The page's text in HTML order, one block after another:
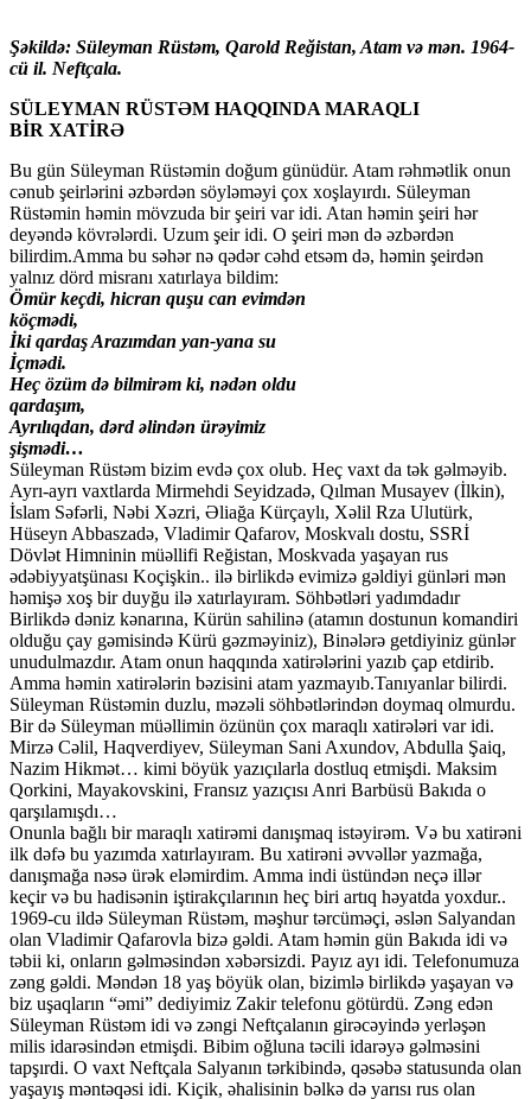
Şəkildə: Süleyman Rüstəm, Qarold Reğistan, Atam və mən. 1964-
cü il. Neftçala.
SÜLEYMAN RÜSTƏM HAQQINDA MARAQLI
BİR XATİRƏ
Bu gün Süleyman Rüstəmin doğum günüdür. Atam rəhmətlik onun
cənub şeirlərini əzbərdən söyləməyi çox xoşlayırdı. Süleyman
Rüstəmin həmin mövzuda bir şeiri var idi. Atan həmin şeiri hər
deyəndə kövrələrdi. Uzum şeir idi. O şeiri mən də əzbərdən
bilirdim.Amma bu səhər nə qədər cəhd etsəm də, həmin şeirdən
yalnız dörd misranı xatırlaya bildim:
Ömür keçdi, hicran quşu can evimdən
köçmədi,
İki qardaş Arazımdan yan-yana su
İçmədi.
Heç özüm də bilmirəm ki, nədən oldu
qardaşım,
Ayrılıqdan, dərd əlindən ürəyimiz
şişmədi…
Süleyman Rüstəm bizim evdə çox olub. Heç vaxt da tək gəlməyib.
Ayrı-ayrı vaxtlarda Mirmehdi Seyidzadə, Qılman Musayev (İlkin),
İslam Səfərli, Nəbi Xəzri, Əliağa Kürçaylı, Xəlil Rza Ulutürk,
Hüseyn Abbaszadə, Vladimir Qafarov, Moskvalı dostu, SSRİ
Dövlət Himninin müəllifi Reğistan, Moskvada yaşayan rus
ədəbiyyatşünası Koçişkin.. ilə birlikdə evimizə gəldiyi günləri mən
həmişə xoş bir duyğu ilə xatırlayıram. Söhbətləri yadımdadır
Birlikdə dəniz kənarına, Kürün sahilinə (atamın dostunun komandiri
olduğu çay gəmisində Kürü gəzməyiniz), Binələrə getdiyiniz günlər
unudulmazdır. Atam onun haqqında xatirələrini yazıb çap etdirib.
Amma həmin xatirələrin bəzisini atam yazmayıb.Tanıyanlar bilirdi.
Süleyman Rüstəmin duzlu, məzəli söhbətlərindən doymaq olmurdu.
Bir də Süleyman müəllimin özünün çox maraqlı xatirələri var idi.
Mirzə Cəlil, Haqverdiyev, Süleyman Sani Axundov, Abdulla Şaiq,
Nazim Hikmət… kimi böyük yazıçılarla dostluq etmişdi. Maksim
Qorkini, Mayakovskini, Fransız yazıçısı Anri Barbüsü Bakıda o
qarşılamışdı…
Onunla bağlı bir maraqlı xatirəmi danışmaq istəyirəm. Və bu xatirəni
ilk dəfə bu yazımda xatırlayıram. Bu xatirəni əvvəllər yazmağa,
danışmağa nəsə ürək eləmirdim. Amma indi üstündən neçə illər
keçir və bu hadisənin iştirakçılarının heç biri artıq həyatda yoxdur..
1969-cu ildə Süleyman Rüstəm, məşhur tərcüməçi, əslən Salyandan
olan Vladimir Qafarovla bizə gəldi. Atam həmin gün Bakıda idi və
təbii ki, onların gəlməsindən xəbərsizdi. Payız ayı idi. Telefonumuza
zəng gəldi. Məndən 18 yaş böyük olan, bizimlə birlikdə yaşayan və
biz uşaqların “əmi” dediyimiz Zakir telefonu götürdü. Zəng edən
Süleyman Rüstəm idi və zəngi Neftçalanın girəcəyində yerləşən
milis idarəsindən etmişdi. Bibim oğluna təcili idarəyə gəlməsini
tapşırdi. O vaxt Neftçala Salyanın tərkibində, qəsəbə statusunda olan
yaşayış məntəqəsi idi. Kiçik, əhalisinin bəlkə də yarısı rus olan